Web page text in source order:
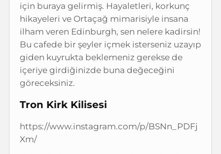
için buraya gelirmiş. Hayaletleri, korkunç
hikayeleri ve Ortaçağ mimarisiyle insana
ilham veren Edinburgh, sen nelere kadirsin!
Bu cafede bir şeyler içmek isterseniz uzayıp
giden kuyrukta beklemeniz gerekse de
içeriye girdiğinizde buna değeceğini
göreceksiniz.
Tron Kirk Kilisesi
https://www.instagram.com/p/BSNn_PDFj
Xm/